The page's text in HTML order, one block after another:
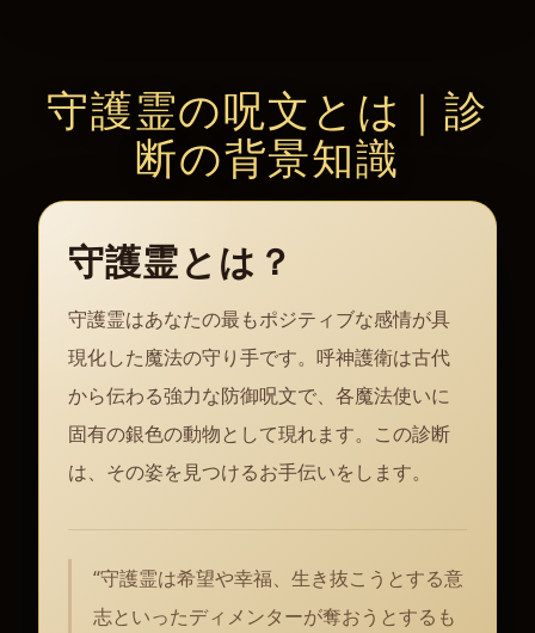
守護霊の呪文とは｜診
断の背景知識
守護霊とは？
守護霊はあなたの最もポジティブな感情が具
現化した魔法の守り手です。呼神護衛は古代
から伝わる強力な防御呪文で、各魔法使いに
固有の銀色の動物として現れます。この診断
は、その姿を見つけるお手伝いをします。
“守護霊は希望や幸福、生き抜こうとする意
志といったディメンターが奪おうとするも